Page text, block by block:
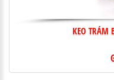
KEO TRÁM